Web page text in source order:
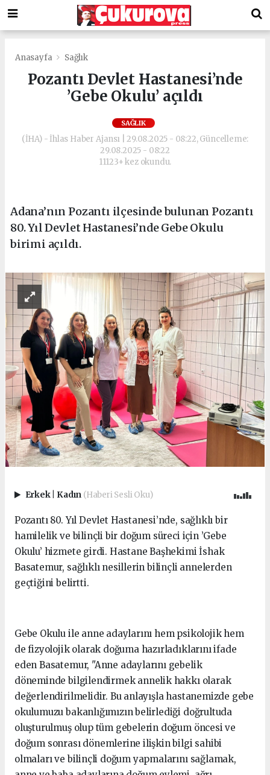
Anasayfa Sağlık
Pozantı Devlet Hastanesi’nde
’Gebe Okulu’ açıldı
SAĞLIK
(İHA) - İhlas Haber Ajansı | 29.08.2025 - 08:22, Güncelleme:
29.08.2025 - 08:22
11123+ kez okundu.
Adana’nın Pozantı ilçesinde bulunan Pozantı
80. Yıl Devlet Hastanesi’nde Gebe Okulu
birimi açıldı.
Erkek Kadın (Haberi Sesli Oku)
Pozantı 80. Yıl Devlet Hastanesi’nde, sağlıklı bir
hamilelik ve bilinçli bir doğum süreci için ’Gebe
Okulu’ hizmete girdi. Hastane Başhekimi İshak
Basatemur, sağlıklı nesillerin bilinçli annelerden
geçtiğini belirtti.
Gebe Okulu ile anne adaylarını hem psikolojik hem
de fizyolojik olarak doğuma hazırladıklarını ifade
eden Basatemur, "Anne adaylarını gebelik
döneminde bilgilendirmek annelik hakkı olarak
değerlendirilmelidir. Bu anlayışla hastanemizde gebe
okulumuzu bakanlığımızın belirlediği doğrultuda
oluşturulmuş olup tüm gebelerin doğum öncesi ve
doğum sonrası dönemlerine ilişkin bilgi sahibi
olmaları ve bilinçli doğum yapmalarını sağlamak,